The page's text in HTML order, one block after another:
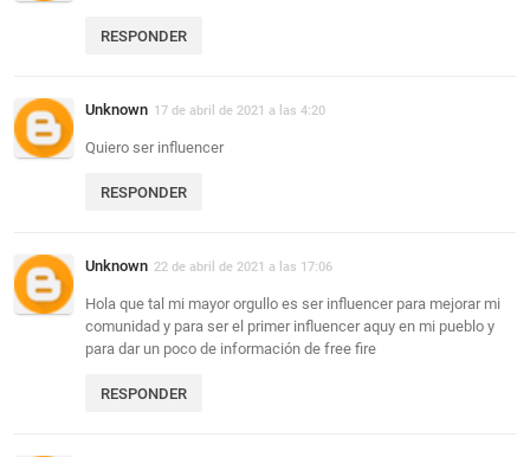
RESPONDER
Unknown 17 de abril de 2021 a las 4:20
Quiero ser influencer
RESPONDER
Unknown 22 de abril de 2021 a las 17:06
Hola que tal mi mayor orgullo es ser influencer para mejorar mi
comunidad y para ser el primer influencer aquy en mi pueblo y
para dar un poco de información de free fire
RESPONDER